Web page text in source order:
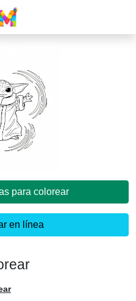
para colorear
en línea